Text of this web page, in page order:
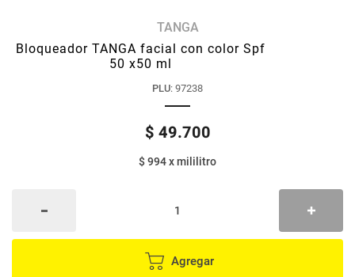
TANGA
Bloqueador TANGA facial con color Spf
50 x50 ml
PLU: 97238
$ 49.700
$ 994xmililitro
Agregar